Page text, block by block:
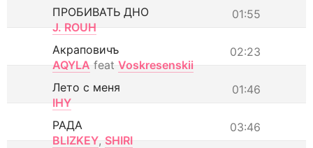
01:55
ПРОБИВАТЬ ДНО
J. ROUH
02:23
Акраповичъ
AQYLA feat Voskresenskii
01:46
Лето с меня
IHY
03:46
РАДА
BLIZKEY, SHIRI